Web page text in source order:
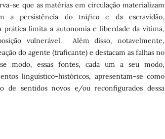
se que as matérias em circulação materializam
a persistência do tráfico e da escravidão,
prática limita a autonomia e liberdade da vítima,
vulnerável. Além disso, notavelmente,
do agente (traficante) e destacam as falhas no
modo, essas fontes, cada um a seu modo,
linguístico-históricos, apresentam-se como
de sentidos novos e/ou reconfigurados dessa